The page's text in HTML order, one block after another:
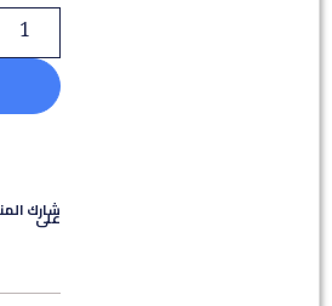
شارك
على